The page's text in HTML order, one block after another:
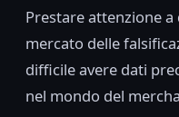
Prestare attenzione
mercato delle
difficile avere dati
nel mondo del